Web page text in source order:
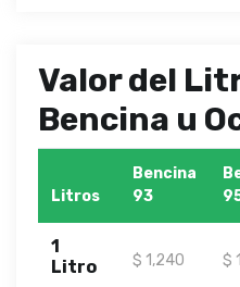
Valor del
Bencina u
Litros
Bencina
93
1
Litro
$ 1,240 $